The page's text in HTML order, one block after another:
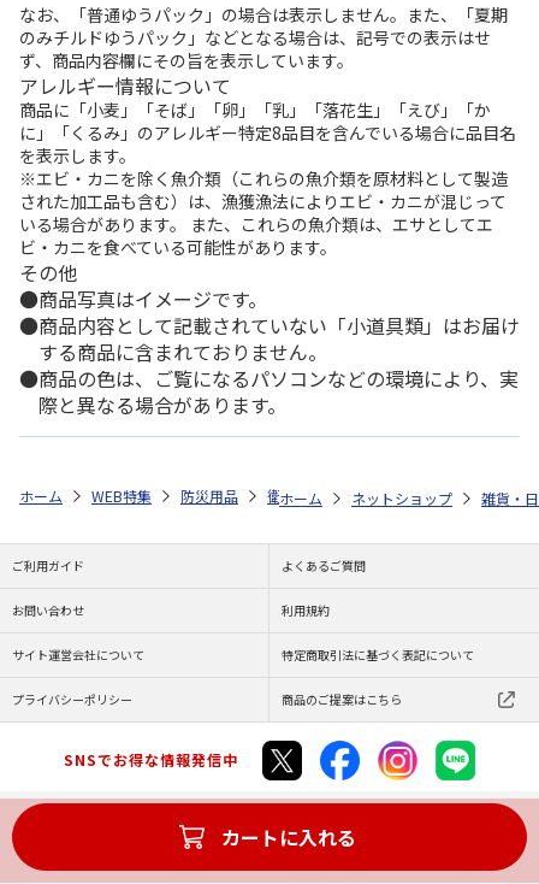
なお、「普通ゆうパック」の場合は表示しません。また、「夏期
のみチルドゆうパック」などとなる場合は、記号での表示はせ
ず、商品内容欄にその旨を表示しています。
アレルギー情報について
商品に「小麦」「そば」「卵」「乳」「落花生」「えび」「か
に」「くるみ」のアレルギー特定8品目を含んでいる場合に品目名
を表示します。
※エビ・カニを除く魚介類（これらの魚介類を原材料として製造
された加工品も含む）は、漁獲漁法によりエビ・カニが混じって
いる場合があります。 また、これらの魚介類は、エサとしてエ
ビ・カニを食べている可能性があります。
その他
商品写真はイメージです。
商品内容として記載されていない「小道具類」はお届け
する商品に含まれておりません。
商品の色は、ご覧になるパソコンなどの環境により、実
際と異なる場合があります。
カートに入れる
ホーム WEB特集 防災用品 衛生品 備蓄用トイレットペーパー
ホーム ネットショップ 雑貨・
ご利用ガイド よくあるご質問
お問い合わせ 利用規約
サイト運営会社について 特定商取引法に基づく表記について
プライバシーポリシー 商品のご提案はこちら
SNSでお得な情報発信中